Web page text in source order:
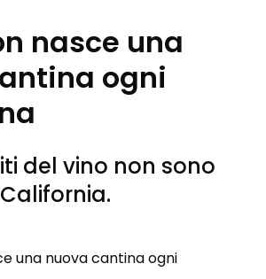
nasce una
ogni
del vino non sono